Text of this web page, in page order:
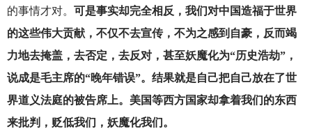
的事情才对。 可是事实却完全相反，我们对中国造福于世界
的这些伟大贡献，不仅不去宣传，不为之感到自豪，反而竭
力地去掩盖，去否定，去反对，甚至妖魔化为“历史浩劫”，
说成是毛主席的“晚年错误”。结果就是自己把自己放在了世
界道义法庭的被告席上。美国等西方国家却拿着我们的东西
来批判，贬低我们，妖魔化我们。